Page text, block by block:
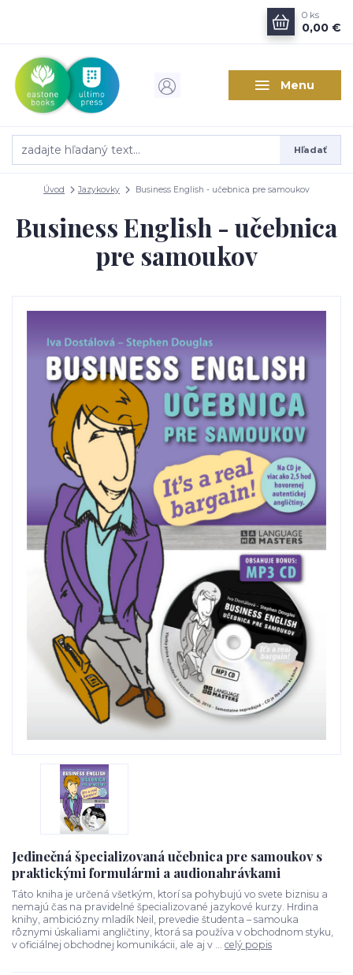
Menu
Hľadať
0 ks
0,00 €
Úvod Jazykovky Business English - učebnica pre samoukov
Business English - učebnica
pre samoukov
Jedinečná špecializovaná učebnica pre samoukov s
praktickými formulármi a audionahrávkami
Táto kniha je určená všetkým, ktorí sa pohybujú vo svete biznisu a
nemajú čas na pravidelné špecializované jazykové kurzy. Hrdina
knihy, ambiciózny mladík Neil, prevedie študenta – samouka
rôznymi úskaliami angličtiny, ktorá sa používa v obchodnom styku,
v oficiálnej obchodnej komunikácii, ale aj v ... celý popis